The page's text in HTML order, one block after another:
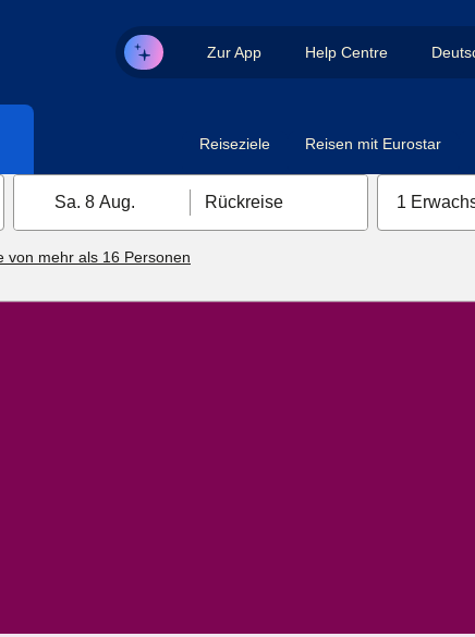
Zur App Help Centre
Reiseziele Reisen mit Eurostar
Sa. 8 Aug. Rückreise 1
von mehr als 16 Personen